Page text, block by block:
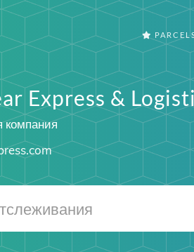
Express &
компания